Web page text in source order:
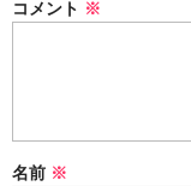
BFGステム（本体
コメント ※
名前 ※